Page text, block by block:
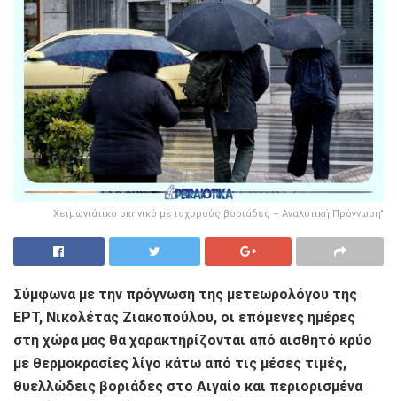
Χειμωνιάτικο σκηνικό με ισχυρούς βοριάδες – Αναλυτική Πρόγνωση"
Σύμφωνα με την πρόγνωση της μετεωρολόγου της
ΕΡΤ, Νικολέτας Ζιακοπούλου, οι επόμενες ημέρες
στη χώρα μας θα χαρακτηρίζονται από αισθητό κρύο
με θερμοκρασίες λίγο κάτω από τις μέσες τιμές,
θυελλώδεις βοριάδες στο Αιγαίο και περιορισμένα